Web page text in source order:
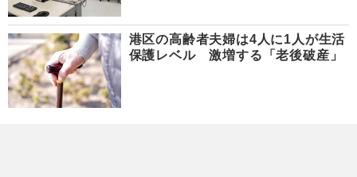
港区の高齢者夫婦は4人に1人が生活
保護レベル 激増する「老後破産」